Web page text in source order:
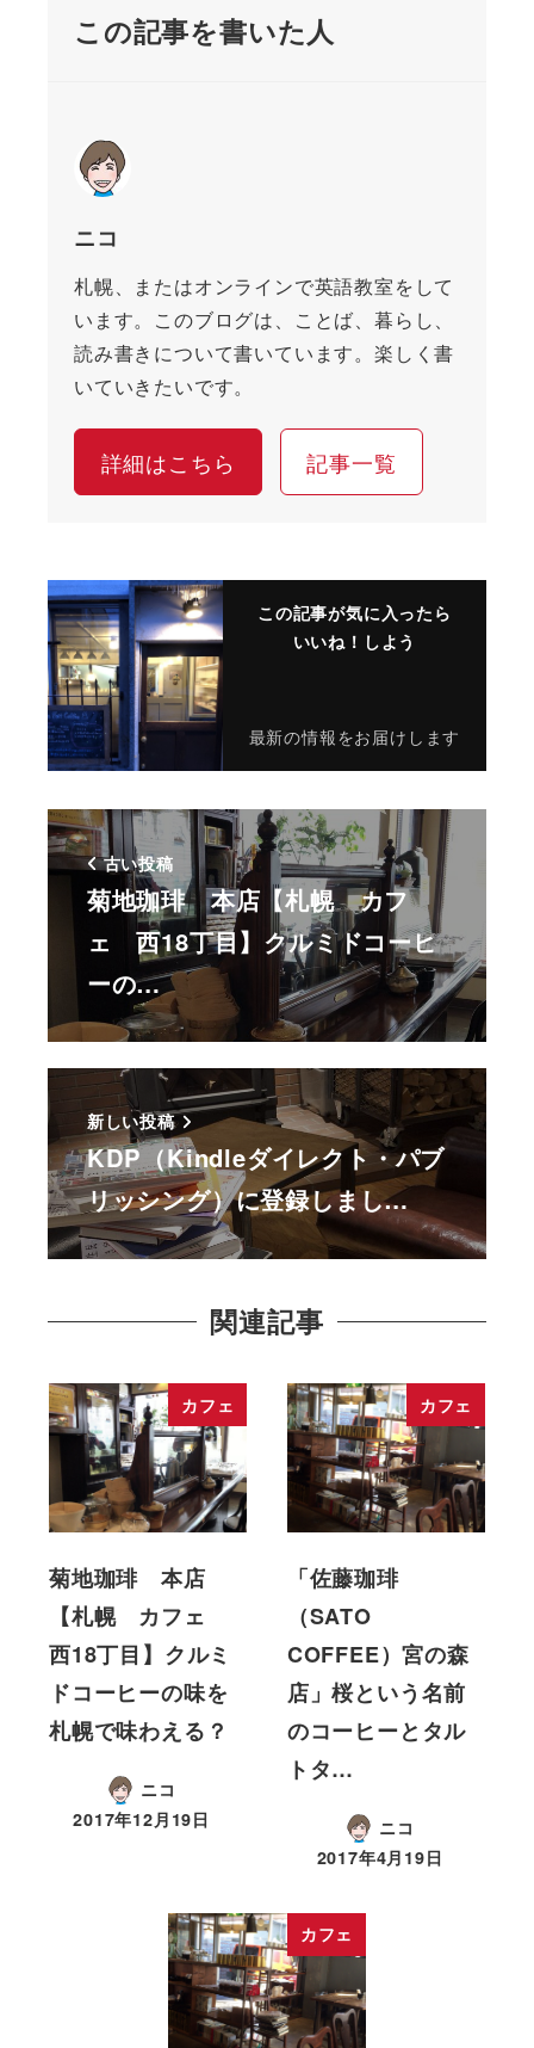
この記事を書いた人
ニコ
札幌、またはオンラインで英語教室をして
います。このブログは、ことば、暮らし、
読み書きについて書いています。楽しく書
いていきたいです。
詳細はこちら 記事一覧
この記事が気に入ったら
いいね！しよう
最新の情報をお届けします
古い投稿
菊地珈琲 本店【札幌 カフ
ェ 西18丁目】クルミドコーヒ
ーの…
新しい投稿
KDP（Kindleダイレクト・パブ
リッシング）に登録しまし…
関連記事
カフェ
菊地珈琲 本店
【札幌 カフェ
西18丁目】クルミ
ドコーヒーの味を
札幌で味わえる？
ニコ
2017年12月19日
カフェ
「佐藤珈琲
（SATO
COFFEE）宮の森
店」桜という名前
のコーヒーとタル
トタ…
ニコ
2017年4月19日
カフェ